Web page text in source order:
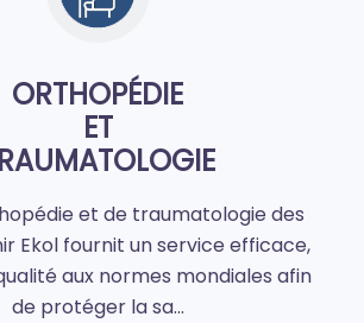
ORTHOPÉDIE
ET
et de traumatologie des
Ekol fournit un service efficace,
aux normes mondiales afin
de protéger la sa...